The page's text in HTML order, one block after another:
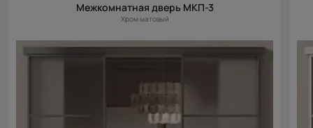
Межкомнатная дверь МКП-3
Хром матовый